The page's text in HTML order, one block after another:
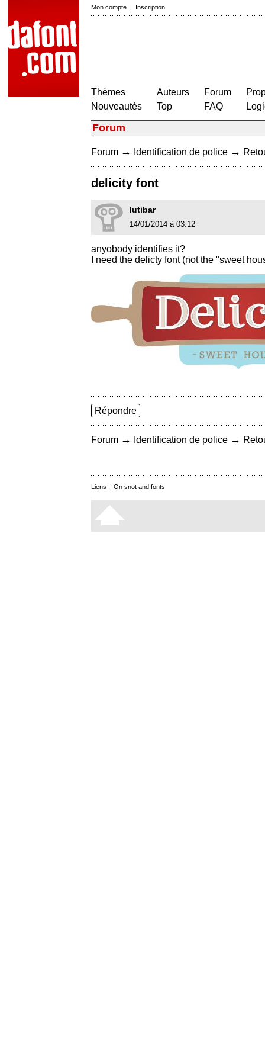
Mon compte | Inscription
Thèmes
Nouveautés
Auteurs
Top
Forum
FAQ
Forum
Forum → Identification de police →
delicity font
lutibar
14/01/2014 à 03:12
anyobody identifies it?
I need the delicty font (not the "sweet
Répondre
Forum → Identification de police →
Liens : On snot and fonts